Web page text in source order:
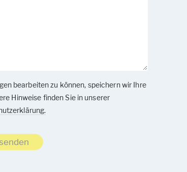
bearbeiten zu können, speichern wir Ihre
Hinweise finden Sie in unserer